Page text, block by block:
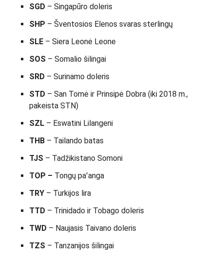
SGD – Singapūro doleris
SHP – Šventosios Elenos svaras sterlingų
SLE – Siera Leonė Leone
SOS – Somalio šilingai
SRD – Surinamo doleris
STD – San Tomė ir Prinsipė Dobra (iki 2018 m.,
pakeista STN)
SZL – Eswatini Lilangeni
THB – Tailando batas
TJS – Tadžikistano Somoni
TOP – Tongų paʻanga
TRY – Turkijos lira
TTD – Trinidado ir Tobago doleris
TWD – Naujasis Taivano doleris
TZS – Tanzanijos šilingai